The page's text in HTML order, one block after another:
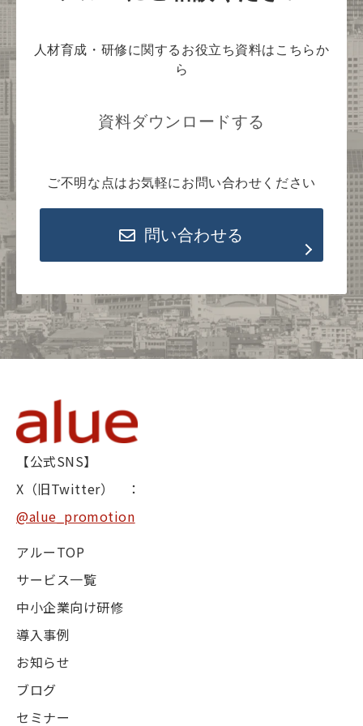
人材育成・研修に関するお役立ち資料はこちらか
ら
資料ダウンロードする
ご不明な点はお気軽にお問い合わせください
問い合わせる
【公式SNS】
X（旧Twitter） ：
@alue_promotion
アルーTOP
サービス一覧
中小企業向け研修
導入事例
お知らせ
ブログ
セミナー